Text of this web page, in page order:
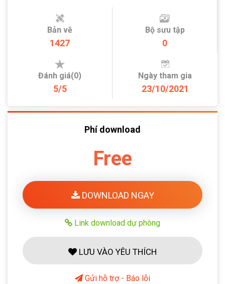
Bản vẽ
1427
Bộ sưu tập
0
Đánh giá(0)
5/5
Ngày tham gia
23/10/2021
Phí download
Free
DOWNLOAD NGAY
Link download dự phòng
LƯU VÀO YÊU THÍCH
Gửi hỗ trợ - Báo lỗi